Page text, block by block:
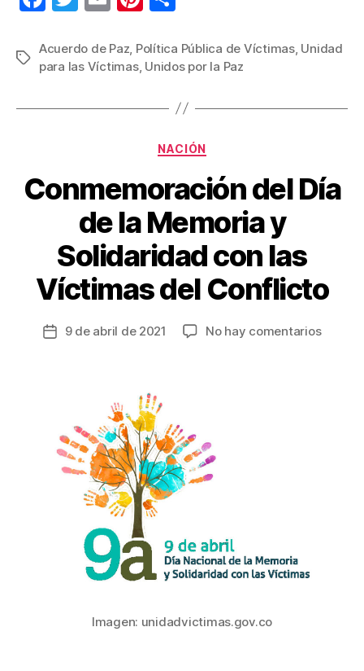
c
e
b
k
tt
er
ail er
e
st
m
p
ar
Etiquetas
Acuerdo de Paz Política Pública de Víctimas, Unidad
para las Víctimas, Unidos por la Paz
Categorías
NACIÓN
Conmemoración del Día
de la Memoria y
Solidaridad con las
Víctimas del Conflicto
Fecha9 de abril de 2021 No hay comentariosen
Imagen: unidadvictimas.gov.co